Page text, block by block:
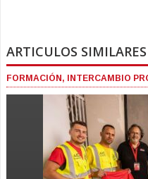
ARTICULOS SIMILARES
FORMACIÓN, INTERCAMBIO